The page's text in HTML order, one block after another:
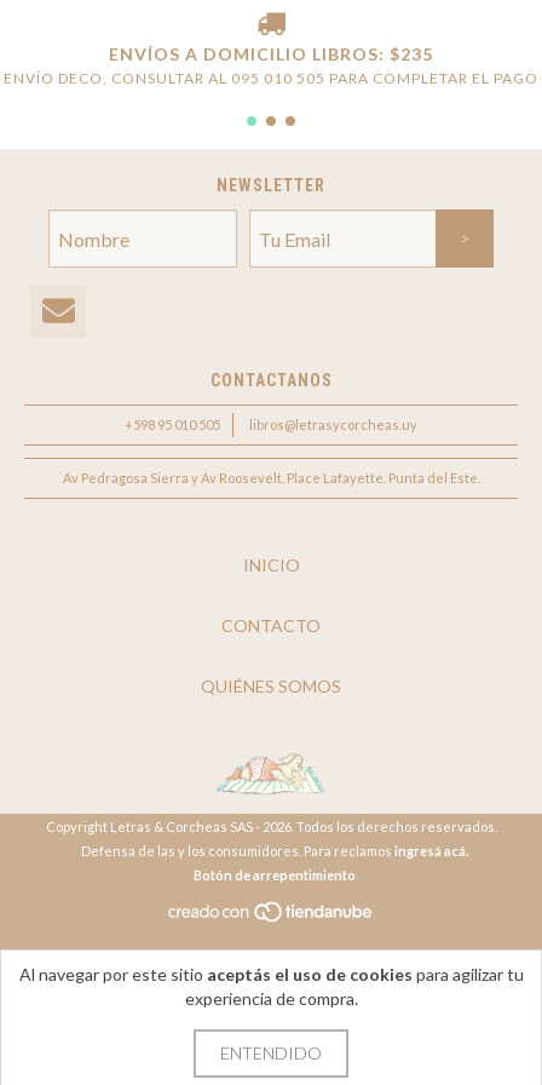
Al navegar por este sitio aceptás el uso de cookies para agilizar tu
experiencia de compra.
ENTENDIDO
ENVÍOS A DOMICILIO LIBROS: $235
ENVÍO DECO, CONSULTAR AL 095 010 505 PARA COMPLETAR EL PAGO
NEWSLETTER
CONTACTANOS
+598 95 010 505 libros@letrasycorcheas.uy
Av Pedragosa Sierra y Av Roosevelt, Place Lafayette. Punta del Este.
INICIO
CONTACTO
QUIÉNES SOMOS
Copyright Letras & Corcheas SAS - 2026. Todos los derechos reservados.
Defensa de las y los consumidores. Para reclamos ingresá acá.
Botón de arrepentimiento